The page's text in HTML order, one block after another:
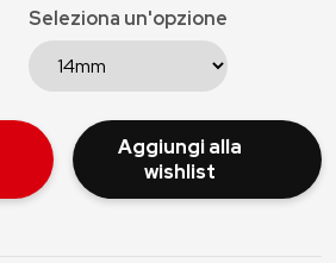
Seleziona un'opzione
Aggiungi alla
wishlist